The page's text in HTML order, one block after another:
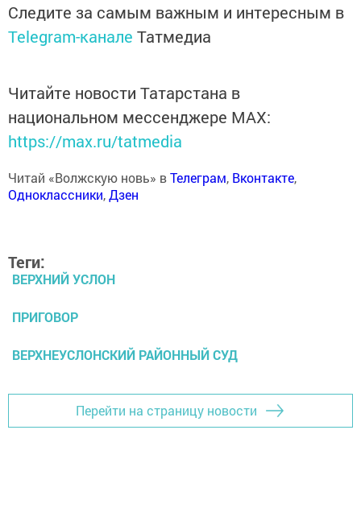
Следите за самым важным и интересным в
Telegram-канале Татмедиа
Читайте новости Татарстана в
национальном мессенджере MАХ:
https://max.ru/tatmedia
Читай «Волжскую новь» вТелеграм, Вконтакте,
Одноклассники,Дзен
Теги:
ВЕРХНИЙ УСЛОН
ПРИГОВОР
ВЕРХНЕУСЛОНСКИЙ РАЙОННЫЙ СУД
Перейти на страницу новости